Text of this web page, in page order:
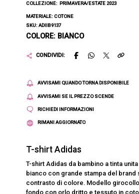
COLLEZIONE: PRIMAVERA/ESTATE 2023
MATERIALE: COTONE
SKU: ADIIB9137
COLORE: BIANCO
CONDIVIDI:
AVVISAMI QUANDO TORNA DISPONIBILE
AVVISAMI SE IL PREZZO SCENDE
RICHIEDI INFORMAZIONI
RIMANI AGGIORNATO
T-shirt Adidas
T-shirt Adidas da bambino a tinta
bianco con grande stampa del brand
contrasto di colore. Modello
fondo con orlo dritto e tessuto in